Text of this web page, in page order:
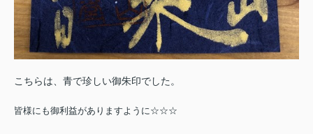
こちらは、青で珍しい御朱印でした。
皆様にも御利益がありますように☆☆☆